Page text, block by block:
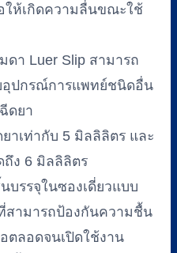
ให้เกิดความลื่นขณะใช้
ดา Luer Slip สามารถ
อุปกรณ์การแพทย์ชนิดอื่น
ดยา
าเท่ากับ 5 มิลลิลิตร และ
ถึง 6 มิลลิลิตร
บรรจุในซองเดี่ยวแบบ
สามารถป้องกันความชื้น
ตลอดจนเปิดใช้งาน